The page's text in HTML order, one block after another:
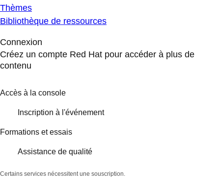
Thèmes
Bibliothèque de ressources
Connexion
Créez un compte Red Hat pour accéder à plus de
contenu
Accès à la console
Inscription à l'événement
Formations et essais
Assistance de qualité
Certains services nécessitent une souscription.